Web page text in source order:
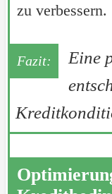
zu verbessern.
Eine